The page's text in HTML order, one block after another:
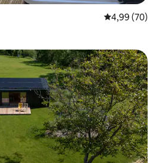
4,99 ud af 5 i
4,99 (70)